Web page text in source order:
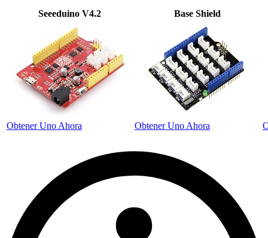
Seeeduino V4.2 Base Shield
Obtener Uno Ahora Obtener Uno Ahora